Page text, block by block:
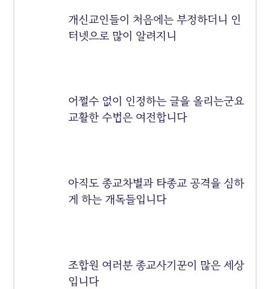
개신교인들이 처음에는 부정하더니 인
터넷으로 많이 알려지니
어쩔수 없이 인정하는 글을 올리는군요
교활한 수법은 여전합니다
아직도 종교차별과 타종교 공격을 심하
게 하는 개독들입니다
조합원 여러분 종교사기꾼이 많은 세상
입니다